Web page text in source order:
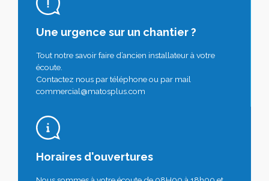
Une urgence sur un chantier ?
Tout notre savoir faire d’ancien installateur à votre
écoute.
Contactez nous par téléphone ou par mail
commercial@matosplus.com
Horaires d'ouvertures